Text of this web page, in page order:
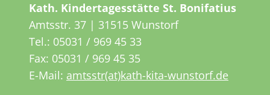
Kath. Kindertagesstätte St. Bonifatius
Amtsstr. 37 | 31515 Wunstorf
Tel.: 05031 / 969 45 33
Fax: 05031 / 969 45 35
E-Mail: amtsstr(at)kath-kita-wunstorf.de